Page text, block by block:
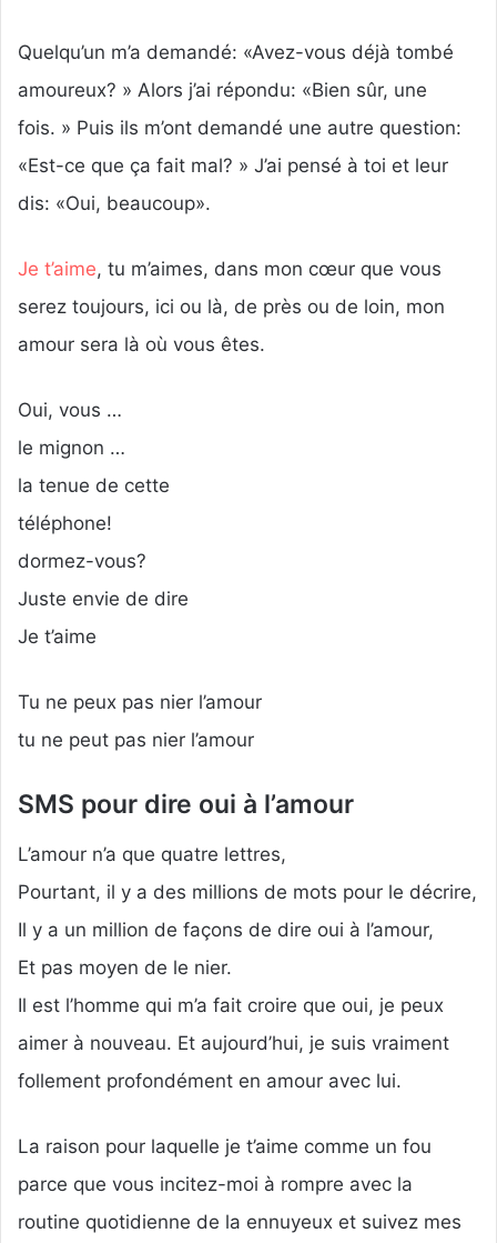
Quelqu’un m’a demandé: «Avez-vous déjà tombé
amoureux? » Alors j’ai répondu: «Bien sûr, une
fois. » Puis ils m’ont demandé une autre question:
«Est-ce que ça fait mal? » J’ai pensé à toi et leur
dis: «Oui, beaucoup».
Je t’aime, tu m’aimes, dans mon cœur que vous
serez toujours, ici ou là, de près ou de loin, mon
amour sera là où vous êtes.
Oui, vous …
le mignon …
la tenue de cette
téléphone!
dormez-vous?
Juste envie de dire
Je t’aime
Tu ne peux pas nier l’amour
tu ne peut pas nier l’amour
SMS pour dire oui à l’amour
L’amour n’a que quatre lettres,
Pourtant, il y a des millions de mots pour le décrire,
Il y a un million de façons de dire oui à l’amour,
Et pas moyen de le nier.
Il est l’homme qui m’a fait croire que oui, je peux
aimer à nouveau. Et aujourd’hui, je suis vraiment
follement profondément en amour avec lui.
La raison pour laquelle je t’aime comme un fou
parce que vous incitez-moi à rompre avec la
routine quotidienne de la ennuyeux et suivez mes